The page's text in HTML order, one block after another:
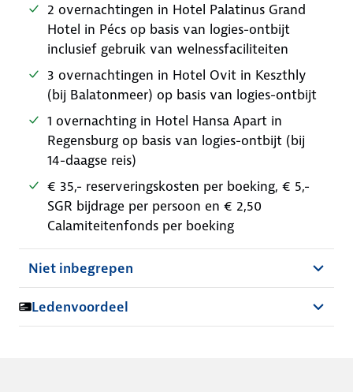
2 overnachtingen in Hotel Palatinus Grand
Hotel in Pécs op basis van logies-ontbijt
inclusief gebruik van welnessfaciliteiten
3 overnachtingen in Hotel Ovit in Keszthly
(bij Balatonmeer) op basis van logies-ontbijt
1 overnachting in Hotel Hansa Apart in
Regensburg op basis van logies-ontbijt (bij
14-daagse reis)
€ 35,- reserveringskosten per boeking, € 5,-
SGR bijdrage per persoon en € 2,50
Calamiteitenfonds per boeking
Niet inbegrepen
Ledenvoordeel